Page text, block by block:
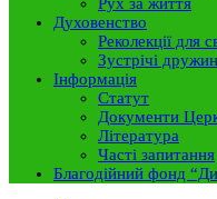
Духовенство
Реколекції для
Зустрічі
Інформація
Статут
Документи
Література
Часті запитання
Благодійний фонд